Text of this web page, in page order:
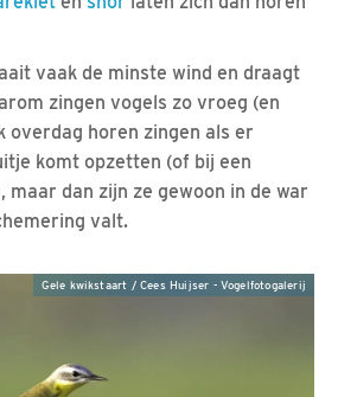
vaak de minste wind en draagt
zingen vogels zo vroeg (en
overdag horen zingen als er
komt opzetten (of bij een
dan zijn ze gewoon in de war
valt.
Gele kwikstaart / Cees Huijser - Vogelfotogalerij